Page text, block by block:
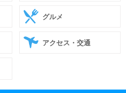
グルメ
アクセス・交通